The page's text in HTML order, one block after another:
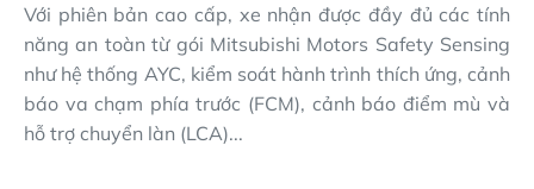
Với phiên bản cao cấp, xe nhận được đầy đủ các tính
năng an toàn từ gói Mitsubishi Motors Safety Sensing
như hệ thống AYC, kiểm soát hành trình thích ứng, cảnh
báo va chạm phía trước (FCM), cảnh báo điểm mù và
hỗ trợ chuyển làn (LCA)...